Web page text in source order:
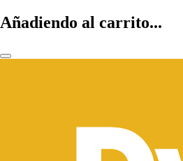
Añadiendo al carrito...